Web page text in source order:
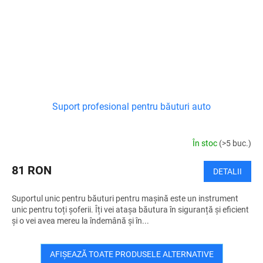
Suport profesional pentru băuturi auto
În stoc (>5 buc.)
81 RON DETALII
Suportul unic pentru băuturi pentru mașină este un instrument
unic pentru toți șoferii. Îți vei atașa băutura în siguranță și eficient
și o vei avea mereu la îndemână și în...
AFIŞEAZĂ TOATE PRODUSELE ALTERNATIVE